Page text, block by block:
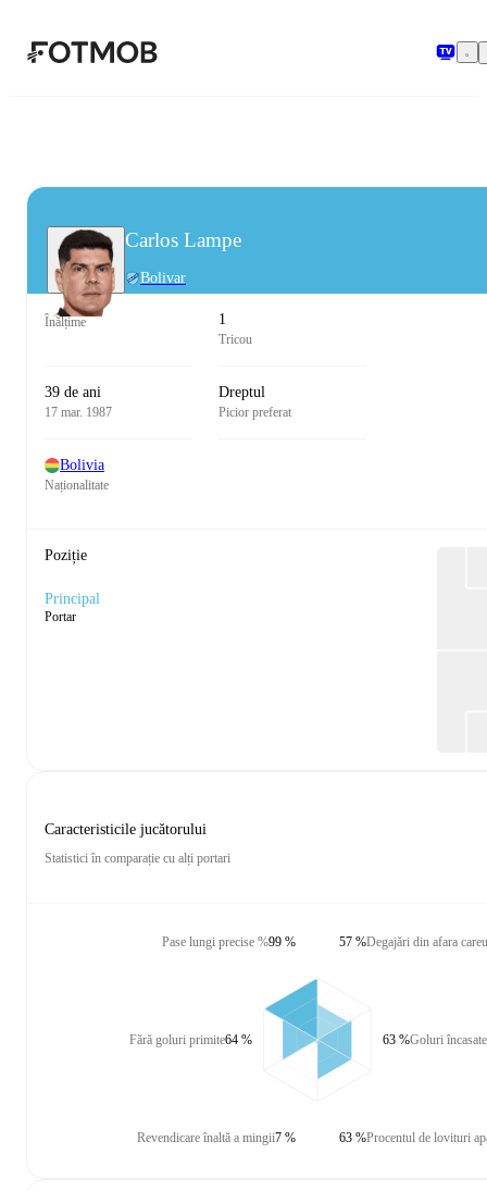
Carlos Lampe
Bolivar
Înălțime 1
Tricou
39 de ani
17 mar. 1987
Dreptul
Picior preferat
Bolivia
Naționalitate
Poziție
Principal
Portar
Caracteristicile jucătorului
Statistici în comparație cu alți portari
Pase lungi precise %99 %
Fără goluri primite64 %
Revendicare înaltă a mingii7 %
Degajări din afara
57 %
Goluri încasate
63 %
Procentul de lovituri
63 %